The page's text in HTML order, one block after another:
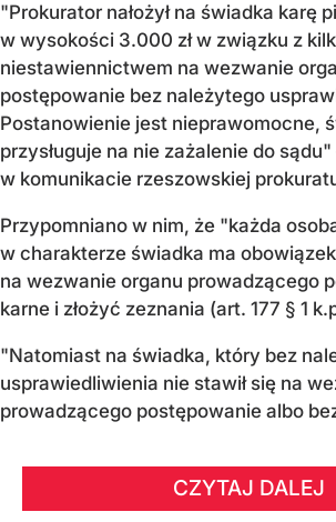
"Prokurator nałożył na świadka karę
w wysokości 3.000 zł w związku z
niestawiennictwem na wezwanie
postępowanie bez należytego
Postanowienie jest nieprawomocne,
przysługuje na nie zażalenie do
w komunikacie rzeszowskiej
Przypomniano w nim, że "każda
w charakterze świadka ma
na wezwanie organu prowadzącego
karne i złożyć zeznania (art. 177 § 1
"Natomiast na świadka, który bez
usprawiedliwienia nie stawił się na
prowadzącego postępowanie albo
CZYTAJ DALEJ